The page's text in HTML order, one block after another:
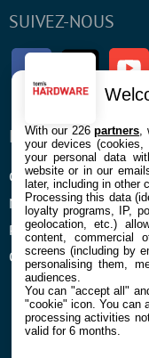
SUIVEZ-NOUS
FacebookTwitter
ENTREPRISE
Confidentialité et
Mentions légales et
Préférences Cookies
Qui sommes nous
With our 226partners
your devices
your personal data
website or in our
later, including in other
Processing this data
loyalty programs, IP,
geolocation, etc.)
content, commercial
screens (including by
personalising them,
audiences.
You can "accept all"
"cookie" icon. You can
processing activities
valid for 6 months.